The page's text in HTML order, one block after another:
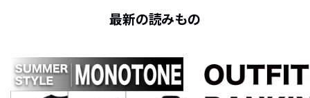
最新の読みもの